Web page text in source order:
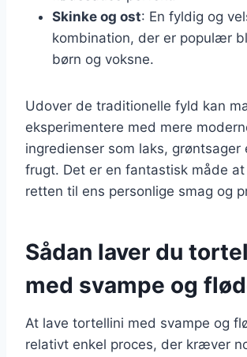
Skinke og ost: En fyldig og
kombination, der er populær
børn og voksne.
Udover de traditionelle fyld kan
eksperimentere med mere
ingredienser som laks, grøntsager
frugt. Det er en fantastisk måde
retten til ens personlige smag og
Sådan laver du
med svampe og
At lave tortellini med svampe og
relativt enkel proces, der kræver